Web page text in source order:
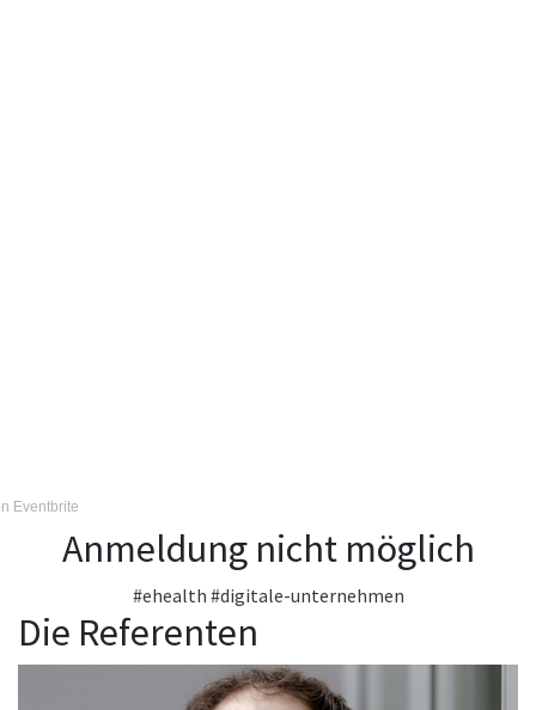
Eventbrite
Anmeldung nicht möglich
#ehealth #digitale-unternehmen
Die Referenten